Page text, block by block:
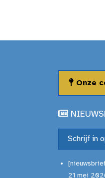
Onze
Schrijf in
21 mei